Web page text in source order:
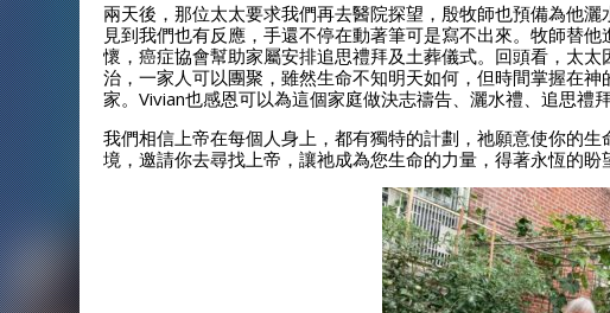
兩天後，那位太太要求我們再去醫院探望，殷牧師也預備為他
見到我們也有反應，手還不停在動著筆可是寫不出來。牧師替
懷，癌症協會幫助家屬安排追思禮拜及土葬儀式。回頭看，太
治，一家人可以團聚，雖然生命不知明天如何，但時間掌握在
家。Vivian也感恩可以為這個家庭做決志禱告、灑水禮、追思禮
我們相信上帝在每個人身上，都有獨特的計劃，祂願意使你的
境，邀請你去尋找上帝，讓祂成為您生命的力量，得著永恆的盼